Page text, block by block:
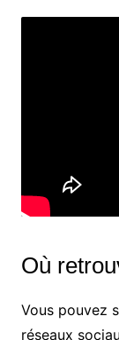
Où
Vous pouvez
réseaux